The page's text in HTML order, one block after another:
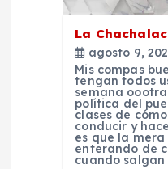
La
agosto 9,
Mis compas
tengan todos
semana
política del
clases de
conducir y
es que la
enterando de
cuando